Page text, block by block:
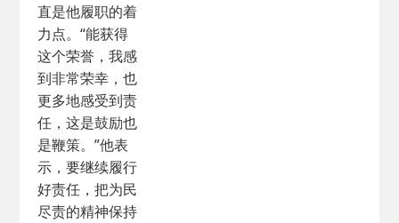
直是他履职的着
力点。“能获得
这个荣誉，我感
到非常荣幸，也
更多地感受到责
任，这是鼓励也
是鞭策。”他表
示，要继续履行
好责任，把为民
尽责的精神保持